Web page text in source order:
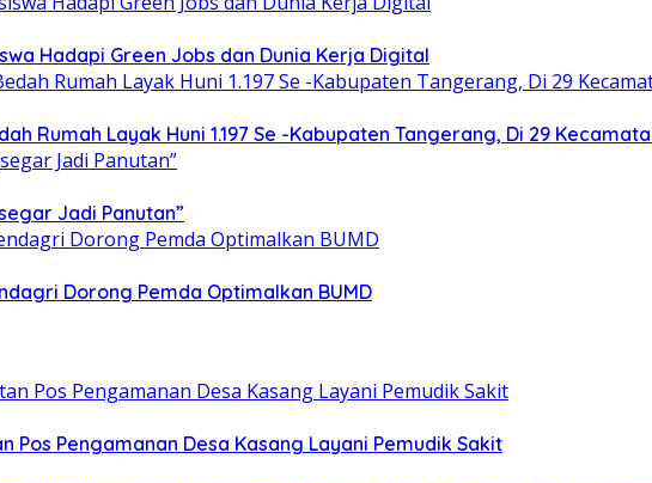
Hadapi Green Jobs dan Dunia Kerja Digital
Rumah Layak Huni 1.197 Se -Kabupaten Tangerang, Di 29
Jadi Panutan”
Dorong Pemda Optimalkan BUMD
Pos Pengamanan Desa Kasang Layani Pemudik Sakit